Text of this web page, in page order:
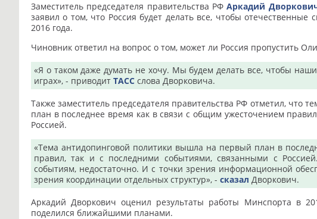
Заместитель председателя правительства РФАркадий
заявил о том, что Россия будет делать все, чтобы
2016 года.
Чиновник ответил на вопрос о том, может ли Россия пропустить
«Я о таком даже думать не хочу. Мы будем делать все, чтобы
играх», - приводит ТАСС слова Дворковича.
Также заместитель председателя правительства РФ отметил, что
план в последнее время как в связи с общим ужесточением
Россией.
«Тема антидопинговой политики вышла на первый план в
правил, так и с последними событиями, связанными с
событиям, недостаточно. И с точки зрения информационной
зрения координации отдельных структур», - сказал Дворкович.
Аркадий Дворкович оценил результаты работы Минспорта в
поделился ближайшими планами.